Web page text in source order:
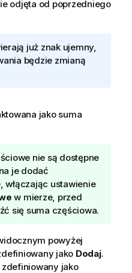
odjęta od poprzedniego
już znak ujemny,
będzie zmianą
jako suma
nie są dostępne
je dodać
włączając ustawienie
w mierze, przed
się suma częściowa.
powyżej
jako Dodaj.
jako